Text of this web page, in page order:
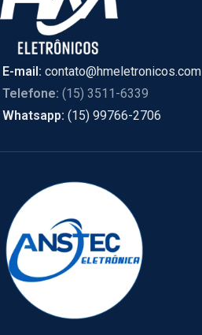
E-mail: contato@hmeletronicos.com
Telefone: (15) 3511-6339
Whatsapp: (15) 99766-2706